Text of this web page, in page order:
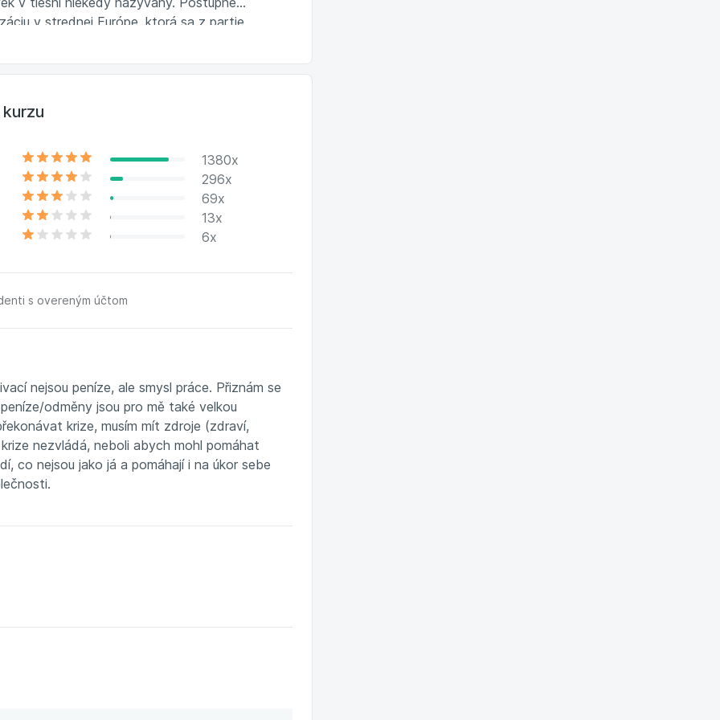
v strednej Európe, ktorá sa z partie
s takmer dvoma tisícmi zamestnancov a
1380x
296x
69x
13x
6x
s overeným účtom
nejsou peníze, ale smysl práce. Přiznám se
odměny jsou pro mě také velkou
krize, musím mít zdroje (zdraví,
nezvládá, neboli abych mohl pomáhat
co nejsou jako já a pomáhají i na úkor sebe